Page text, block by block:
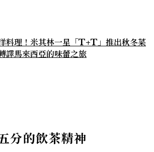
料理！米其林一星「T+T」推出秋冬菜
譯馬來西亞的味蕾之旅
分的飲茶精神